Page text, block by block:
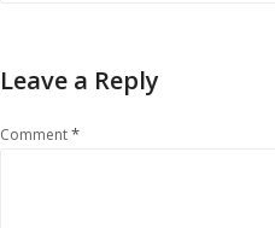
Leave a Reply
Comment*